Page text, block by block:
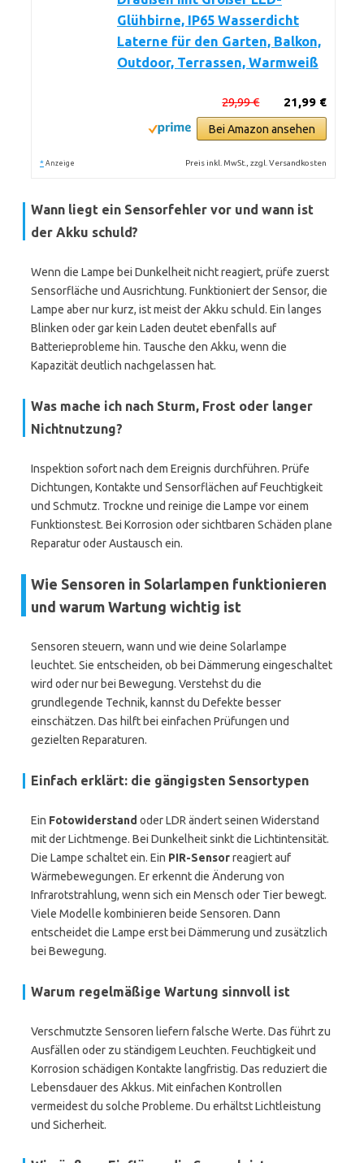
Glühbirne, IP65 Wasserdicht
Laterne für den Garten, Balkon,
Outdoor, Terrassen, Warmweiß
21,99 €
29,99 €
Bei Amazon ansehen
* Anzeige Preis inkl. MwSt., zzgl. Versandkosten
Wann liegt ein Sensorfehler vor und wann ist
der Akku schuld?
Wenn die Lampe bei Dunkelheit nicht reagiert, prüfe zuerst
Sensorfläche und Ausrichtung. Funktioniert der Sensor, die
Lampe aber nur kurz, ist meist der Akku schuld. Ein langes
Blinken oder gar kein Laden deutet ebenfalls auf
Batterieprobleme hin. Tausche den Akku, wenn die
Kapazität deutlich nachgelassen hat.
Was mache ich nach Sturm, Frost oder langer
Nichtnutzung?
Inspektion sofort nach dem Ereignis durchführen. Prüfe
Dichtungen, Kontakte und Sensorflächen auf Feuchtigkeit
und Schmutz. Trockne und reinige die Lampe vor einem
Funktionstest. Bei Korrosion oder sichtbaren Schäden plane
Reparatur oder Austausch ein.
Wie Sensoren in Solarlampen funktionieren
und warum Wartung wichtig ist
Sensoren steuern, wann und wie deine Solarlampe
leuchtet. Sie entscheiden, ob bei Dämmerung eingeschaltet
wird oder nur bei Bewegung. Verstehst du die
grundlegende Technik, kannst du Defekte besser
einschätzen. Das hilft bei einfachen Prüfungen und
gezielten Reparaturen.
Einfach erklärt: die gängigsten Sensortypen
Ein Fotowiderstand oder LDR ändert seinen Widerstand
mit der Lichtmenge. Bei Dunkelheit sinkt die Lichtintensität.
Die Lampe schaltet ein. Ein PIR-Sensorreagiert auf
Wärmebewegungen. Er erkennt die Änderung von
Infrarotstrahlung, wenn sich ein Mensch oder Tier bewegt.
Viele Modelle kombinieren beide Sensoren. Dann
entscheidet die Lampe erst bei Dämmerung und zusätzlich
bei Bewegung.
Warum regelmäßige Wartung sinnvoll ist
Verschmutzte Sensoren liefern falsche Werte. Das führt zu
Ausfällen oder zu ständigem Leuchten. Feuchtigkeit und
Korrosion schädigen Kontakte langfristig. Das reduziert die
Lebensdauer des Akkus. Mit einfachen Kontrollen
vermeidest du solche Probleme. Du erhältst Lichtleistung
und Sicherheit.